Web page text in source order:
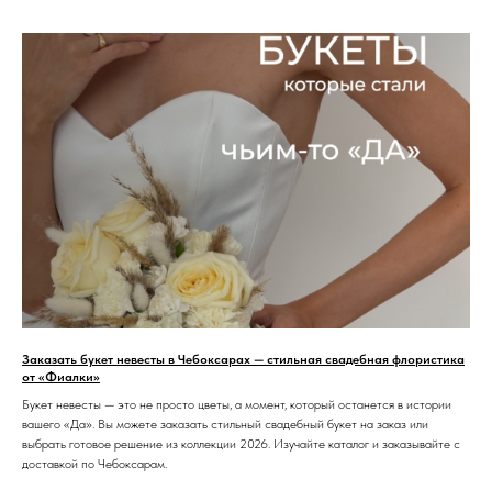
Заказать букет невесты в Чебоксарах — стильная свадебная флористика
от «Фиалки»
Букет невесты — это не просто цветы, а момент, который останется в истории
вашего «Да». Вы можете заказать стильный свадебный букет на заказ или
выбрать готовое решение из коллекции 2026. Изучайте каталог и заказывайте с
доставкой по Чебоксарам.